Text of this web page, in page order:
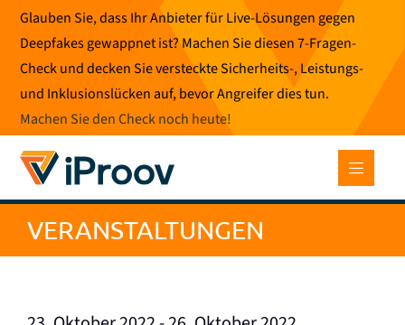
Zum
Inhalt
springen
Glauben Sie, dass Ihr Anbieter für Live-Lösungen gegen
Deepfakes gewappnet ist? Machen Sie diesen 7-Fragen-
Check und decken Sie versteckte Sicherheits-, Leistungs-
und Inklusionslücken auf, bevor Angreifer dies tun.
Machen Sie den Check noch heute!
VERANSTALTUNGEN